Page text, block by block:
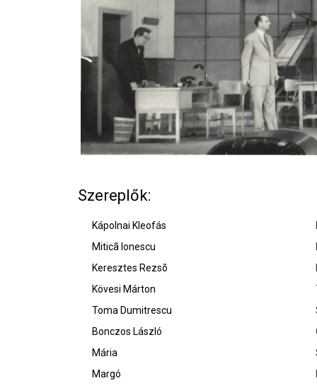
Szereplők:
Kápolnai Kleofás
Miticã Ionescu
Keresztes Rezsõ
Kövesi Márton
Toma Dumitrescu
Bonczos László
Mária
Margó